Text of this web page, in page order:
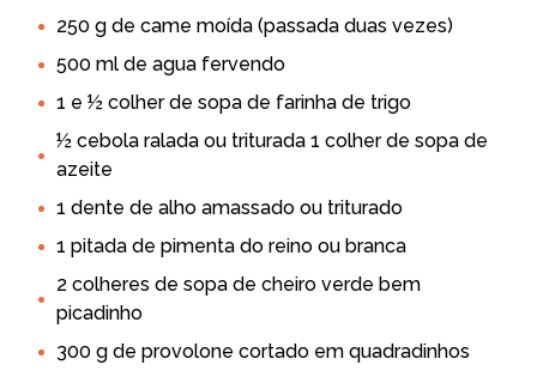
250 g de came moída (passada duas vezes)
500 ml de agua fervendo
1 e ½ colher de sopa de farinha de trigo
½ cebola ralada ou triturada 1 colher de sopa de
azeite
1 dente de alho amassado ou triturado
1 pitada de pimenta do reino ou branca
2 colheres de sopa de cheiro verde bem
picadinho
300 g de provolone cortado em quadradinhos